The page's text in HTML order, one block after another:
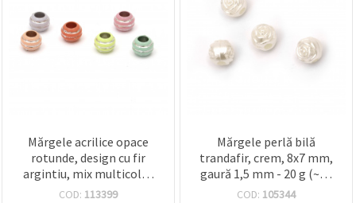
Mărgele acrilice opace
rotunde, design cu fir
argintiu, mix multicolor
(asortate), 9.5x7 mm,
COD: 113399
Mărgele perlă bilă
trandafir, crem, 8x7 mm,
gaură 1,5 mm - 20 g (~84
buc.)
COD: 105344